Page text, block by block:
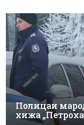
Полицаи
хижа